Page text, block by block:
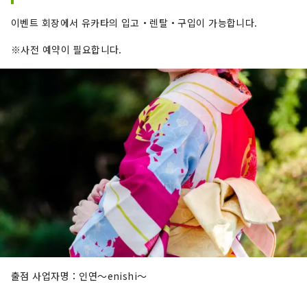
이벤트 회장에서 유카타의 입고・렌탈・구입이 가능합니다.
※사전 예약이 필요합니다.
출점 사업자명：인연～enishi～